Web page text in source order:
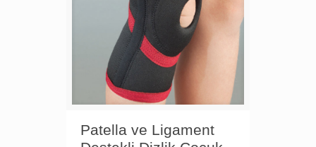
Patella ve Ligament